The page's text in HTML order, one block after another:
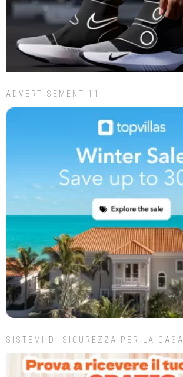
ADVERTISEMENT 11
SISTEMI DI SICUREZZA PER LA CASA